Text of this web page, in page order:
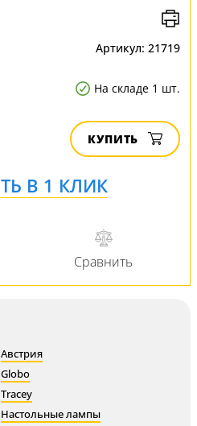
Артикул: 21719
На складе 1 шт.
КУПИТЬ
Австрия
Globo
Tracey
Настольные лампы